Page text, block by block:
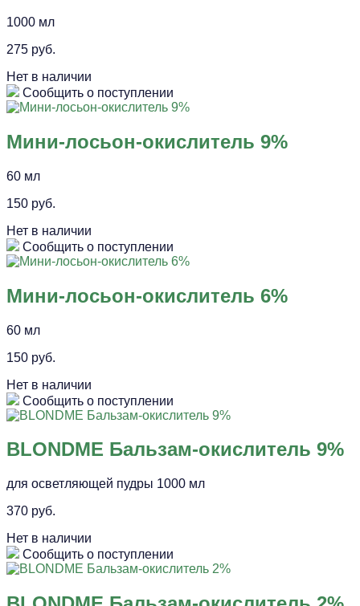
1000 мл
275 руб.
Нет в наличии
Сообщить о поступлении
Мини-лосьон-окислитель 9%
60 мл
150 руб.
Нет в наличии
Сообщить о поступлении
Мини-лосьон-окислитель 6%
60 мл
150 руб.
Нет в наличии
Сообщить о поступлении
BLONDME Бальзам-окислитель 9%
для осветляющей пудры 1000 мл
370 руб.
Нет в наличии
Сообщить о поступлении